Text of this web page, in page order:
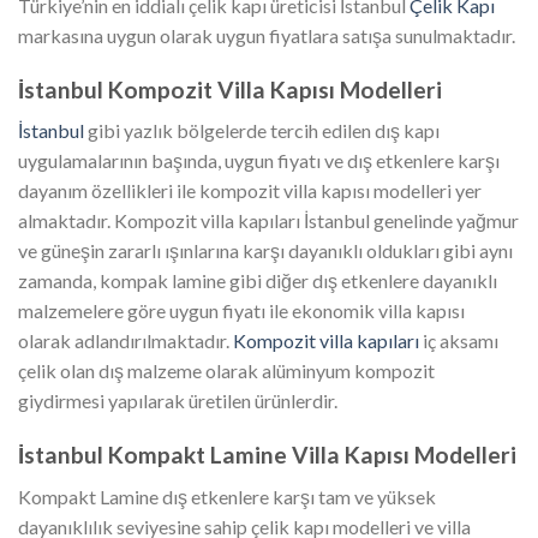
Türkiye’nin en iddialı çelik kapı üreticisi İstanbul Çelik Kapı
markasına uygun olarak uygun fiyatlara satışa sunulmaktadır.
İstanbul Kompozit Villa Kapısı Modelleri
İstanbulgibi yazlık bölgelerde tercih edilen dış kapı
uygulamalarının başında, uygun fiyatı ve dış etkenlere karşı
dayanım özellikleri ile kompozit villa kapısı modelleri yer
almaktadır. Kompozit villa kapıları İstanbul genelinde yağmur
ve güneşin zararlı ışınlarına karşı dayanıklı oldukları gibi aynı
zamanda, kompak lamine gibi diğer dış etkenlere dayanıklı
malzemelere göre uygun fiyatı ile ekonomik villa kapısı
olarak adlandırılmaktadır. Kompozit villa kapıları iç aksamı
çelik olan dış malzeme olarak alüminyum kompozit
giydirmesi yapılarak üretilen ürünlerdir.
İstanbul Kompakt Lamine Villa Kapısı Modelleri
Kompakt Lamine dış etkenlere karşı tam ve yüksek
dayanıklılık seviyesine sahip çelik kapı modelleri ve villa